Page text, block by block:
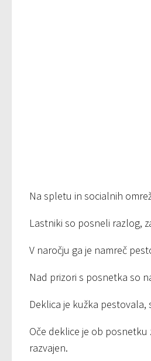
Na spletu in socialnih
Lastniki so posneli razlog,
V naročju ga je namreč
Nad prizori s posnetka so
Deklica je kužka
Oče deklice je ob
razvajen.